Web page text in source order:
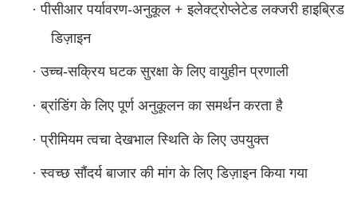
· पीसीआर पर्यावरण-अनुकूल + इलेक्ट्रोप्लेटेड लक्जरी हाइब्रिड
डिज़ाइन
· उच्च-सक्रिय घटक सुरक्षा के लिए वायुहीन प्रणाली
· ब्रांडिंग के लिए पूर्ण अनुकूलन का समर्थन करता है
· प्रीमियम त्वचा देखभाल स्थिति के लिए उपयुक्त
· स्वच्छ सौंदर्य बाजार की मांग के लिए डिज़ाइन किया गया